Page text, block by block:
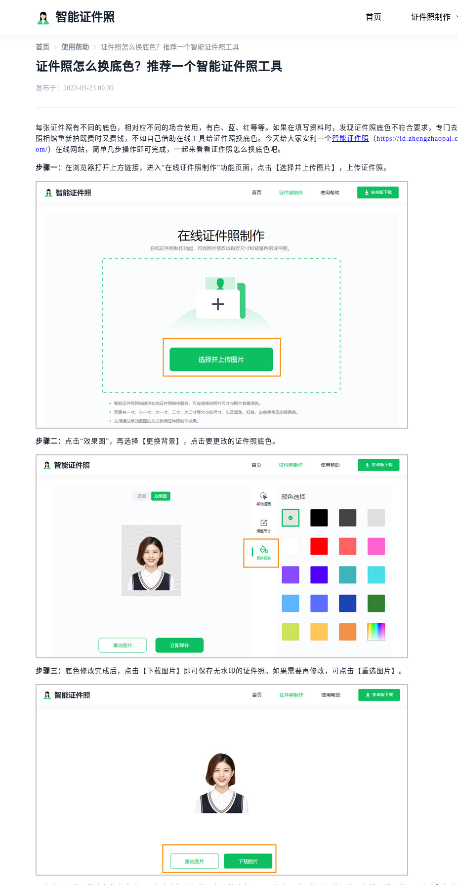
智能证件照 首页 证件照制作
首页 使用帮助 证件照怎么换底色？推荐一个智能证件照工具
证件照怎么换底色？推荐一个智能证件照工具
发布于：2022-03-23 09:39
每张证件照有不同的底色，相对应不同的场合使用，有白、蓝、红等等。如果在填写资料时，发现证件照底色不符合要求，专门去
照相馆重新拍既费时又费钱，不如自己借助在线工具给证件照换底色。今天给大家安利一个智能证件照 （https://id.zhengzhaopai.c
om/）在线网站，简单几步操作即可完成，一起来看看证件照怎么换底色吧。
步骤一： 在浏览器打开上方链接，进入“在线证件照制作”功能页面，点击【选择并上传图片】，上传证件照。
步骤二 ： 点击“效果图”，再选择【更换背景】，点击要更改的证件照底色。
步骤三 ： 底色修改完成后，点击【下载图片】即可保存无水印的证件照。如果需要再修改，可点击【重选图片】。